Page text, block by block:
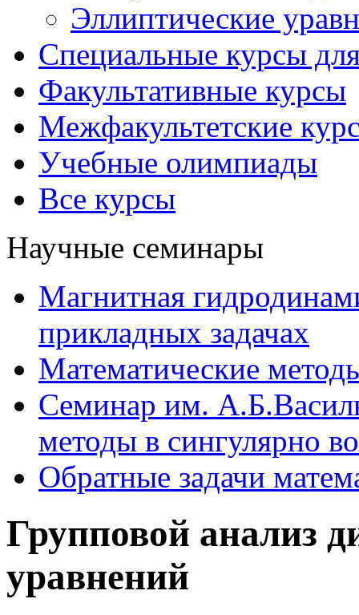
Эллиптические
Специальные курсы
Факультативные курсы
Межфакультетские
Учебные олимпиады
Все курсы
Научные семинары
Магнитная
прикладных задачах
Математические
Семинар им.
методы в сингулярно
Обратные задачи
Групповой анализ
уравнений